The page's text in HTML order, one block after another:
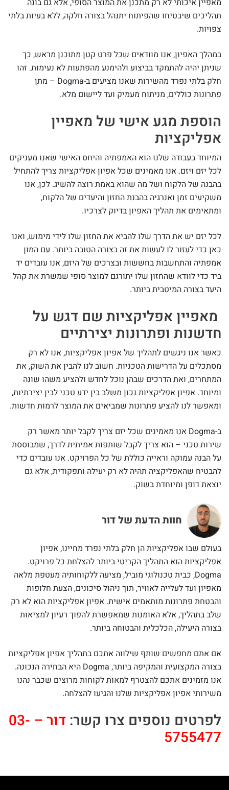
מאפיין איכותי לא רק מתכנן את המוצר הסופי, אלא גם בונה
תהליכים שיבטיחו שהפיתוח יתנהל בצורה חלקה, ללא בעיות בלתי
צפויות.
במהלך האפיון, אנו מוודאים שכל פרט קטן מתוכנן מראש, כך
שניתן יהיה להתמקד בביצוע ולהימנע מהפתעות לא נעימות. זהו
חלק בלתי נפרד מהשירות שאנו מציעים ב-Dogma – מתן
פתרונות כוללים, מניתוח מעמיק ועד ליישום מלא.
הוספת מגע אישי של מאפיין
אפליקציות
המיוחד בעבודה שלנו הוא האמפתיה והיחס האישי שאנו מעניקים
לכל יזם ויזם. אנו מאמינים שכל אפיון אפליקציות צריך להתחיל
בהבנה של הלקוח ושל מה שהוא באמת רוצה להשיג. לכן, אנו
משקיעים זמן ואנרגיה בהבנת החזון והיעדים של הלקוח,
ומתאימים את תהליך האפיון בדיוק לצרכיו.
לכל יזם יש את הדרך שלו להביא את החזון שלו לידי מימוש, ואנו
כאן כדי לעזור לו לעשות את זה בצורה הטובה ביותר. עם המון
אמפתיה והתחשבות בחששות ובצרכים של היזם, אנו עובדים יד
ביד כדי לוודא שהחזון שלו יתורגם למוצר סופי שמשרת את קהל
היעד בצורה המיטבית ביותר.
מאפיין אפליקציות שם דגש על
חדשנות ופתרונות יצירתיים
כאשר אנו ניגשים לתהליך של אפיון אפליקציות, אנו לא רק
מסתכלים על הדרישות הטכניות. חשוב לנו להבין את השוק, את
המתחרים, ואת הדרכים שבהן נוכל לחדש ולהציע משהו שונה
ומיוחד. אפיון אפליקציות נכון משלב בין ידע טכני לבין יצירתיות,
ומאפשר לנו להציע פתרונות שמביאים את המוצר לרמות חדשות.
ב-Dogma אנו מאמינים שכל יזם צריך לקבל יותר מאשר רק
שירות טכני – הוא צריך לקבל שותפות אמיתית לדרך, שמבוססת
על הבנה עמוקה וראייה כוללת של כל הפרויקט. אנו עובדים כדי
להבטיח שהאפליקציה תהיה לא רק יעילה ותפקודית, אלא גם
יוצאת דופן ומיוחדת בשוק.
חוות הדעת של דור
בעולם שבו אפליקציות הן חלק בלתי נפרד מחיינו, אפיון
אפליקציות הוא התהליך הקריטי ביותר להצלחת כל פרויקט.
Dogma, כבית טכנולוגי מוביל, מציעה ללקוחותיה מעטפת מלאה
מאפיון ועד לעלייה לאוויר, תוך ניהול סיכונים, הצעת חלופות
והבטחת פתרונות מותאמים אישית. אפיון אפליקציות הוא לא רק
שלב בתהליך, אלא האומנות שמאפשרת להפוך רעיון למציאות
בצורה היעילה, הכלכלית והבטוחה ביותר.
אם אתם מחפשים שותף שילווה אתכם בתהליך אפיון אפליקציות
בצורה המקצועית והמקיפה ביותר, Dogma היא הבחירה הנכונה.
אנו מזמינים אתכם להצטרף למאות לקוחות מרוצים שכבר נהנו
משירותי אפיון אפליקציות שלנו והגיעו להצלחה.
לפרטים נוספים צרו קשר:
דור – 03-
5755477